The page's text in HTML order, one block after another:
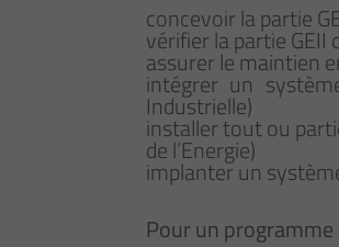
concevoir la partie
vérifier la partie GEII
assurer le maintien
intégrer un
Industrielle)
installer tout ou
de l’Energie)
implanter un
Pour un